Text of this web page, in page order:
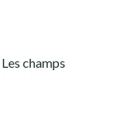
Les champs